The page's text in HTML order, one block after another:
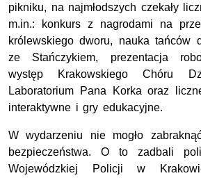
pikniku, na najmłodszych czekały
m.in.: konkurs z nagrodami na
królewskiego dworu, nauka tańców
ze Stańczykiem, prezentacja
występ Krakowskiego Chóru
Laboratorium Pana Korka oraz
interaktywne i gry edukacyjne.
W wydarzeniu nie mogło
bezpieczeństwa. O to zadbali
Wojewódzkiej Policji w